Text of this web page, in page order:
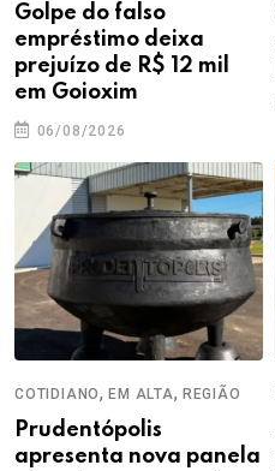
Golpe do falso
empréstimo deixa
prejuízo de R$ 12 mil
em Goioxim
06/08/2026
COTIDIANO,EM ALTA, REGIÃO
Prudentópolis
apresenta nova panela